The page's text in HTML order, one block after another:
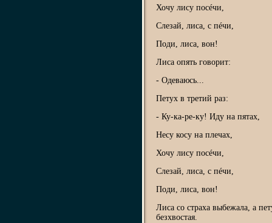
Хочу лису посéчи,
Слезай, лиса, с пéчи,
Поди, лиса, вон!
Лиса опять говорит:
- Одеваюсь...
Петух в третий раз:
- Ку-ка-ре-ку! Иду на пятах,
Несу косу на плечах,
Хочу лису посéчи,
Слезай, лиса, с пéчи,
Поди, лиса, вон!
Лиса со страха выбежала, а
безхвостая.